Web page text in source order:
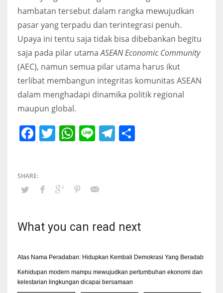
hambatan tersebut dalam rangka mewujudkan
pasar yang terpadu dan terintegrasi penuh.
Upaya ini tentu saja tidak bisa dibebankan begitu
saja pada pilar utamaASEAN Economic Community
(AEC), namun semua pilar utama harus ikut
terlibat membangun integritas komunitas ASEAN
dalam menghadapi dinamika politik regional
maupun global.
Facebook
Twitter
WhatsApp
LineTelegram
What you can read next
Atas Nama Peradaban: Hidupkan Kembali Demokrasi Yang Beradab
Kehidupan modern mampu mewujudkan pertumbuhan ekonomi dan
kelestarian lingkungan dicapai bersamaan